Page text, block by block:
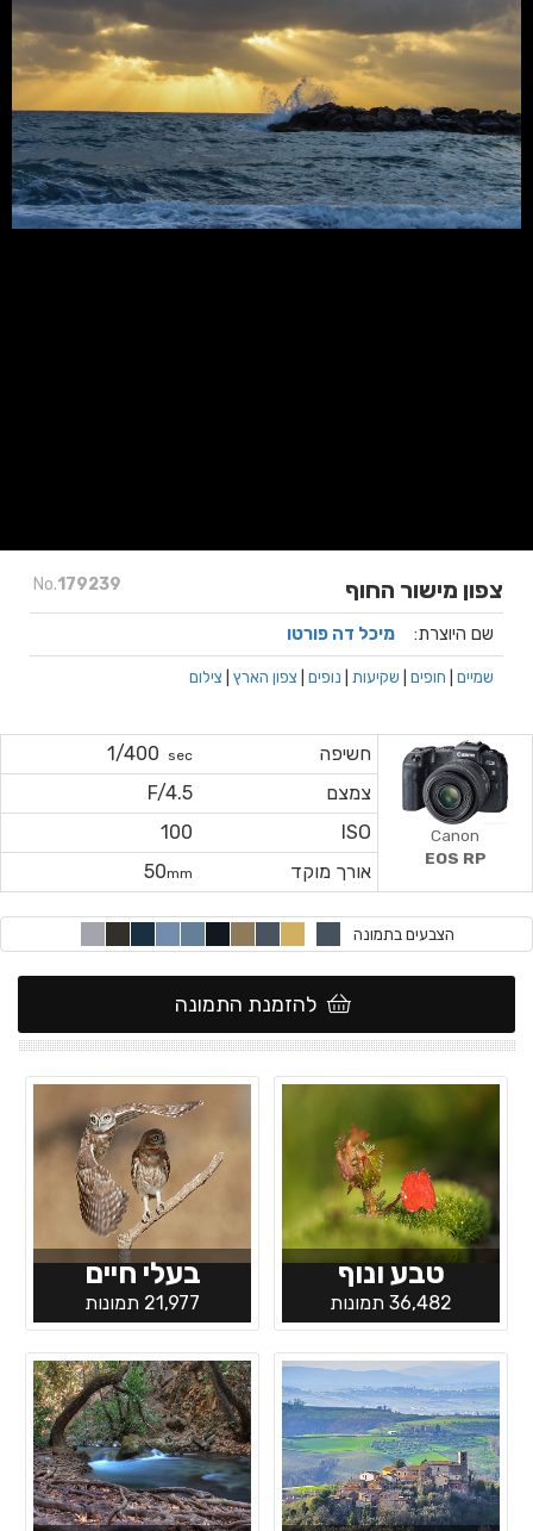
No.179239 צפון מישור החוף
שם היוצרת: מיכל דה פורטו
שמיים חופים שקיעות נופים צפון הארץ צילום
חשיפה sec
1/400
צמצם
F/4.5
ISO
100
אורך מוקד
50mm
Canon
EOS RP
הצבעים בתמונה
להזמנת התמונה
טבע ונוף
36,482 תמונות
בעלי חיים
21,977 תמונות